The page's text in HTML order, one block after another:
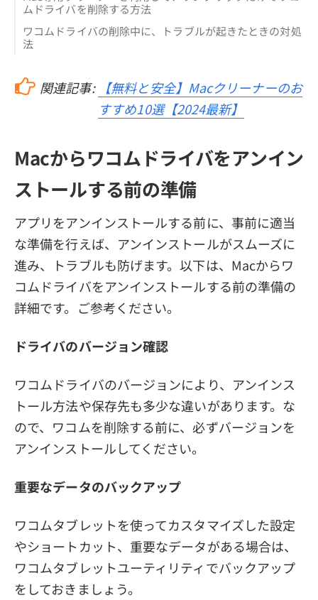
ムドライバを削除する方法
ワコムドライバの削除中に、トラブルが起きたときの対処
法
関連記事:
【無料と安全】Macクリーナーのお
すすめ10選【2024最新】
Macからワコムドライバをアンイン
ストールする前の準備
アプリをアンインストールする前に、事前に適当
な準備を行えば、アンインストールがスムーズに
進み、トラブルも防げます。以下は、Macからワ
コムドライバをアンインストールする前の準備の
詳細です。ご参考ください。
ドライバのバージョン確認
ワコムドライバのバージョンにより、アンインス
トール方法や保存先も多少な違いがあります。な
ので、ワコムを削除する前に、必ずバージョンを
アンインストールしてください。
重要なデータのバックアップ
ワコムタブレットを使ってカスタマイズした設定
やショートカット、重要なデータがある場合は、
ワコムタブレットユーティリティでバックアップ
をしておきましょう。